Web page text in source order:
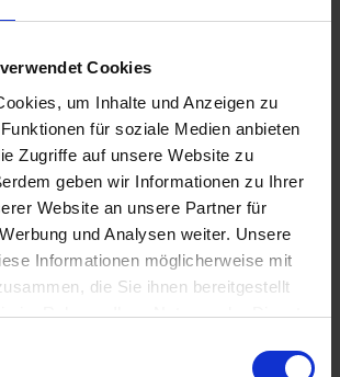
Cookies
um Inhalte und Anzeigen zu
für soziale Medien anbieten
Zugriffe auf unsere Website zu
geben wir Informationen zu Ihrer
Website an unsere Partner für
und Analysen weiter. Unsere
Informationen möglicherweise mit
die Sie ihnen bereitgestellt
im Rahmen Ihrer Nutzung der Dienste
- Samstag
Angkor Thom (inkl.)
- Sonntag
/ Kambodscha
& Bootsfahrt Tonlé Sap See (inkl.)
- Montag
/ Kambodscha